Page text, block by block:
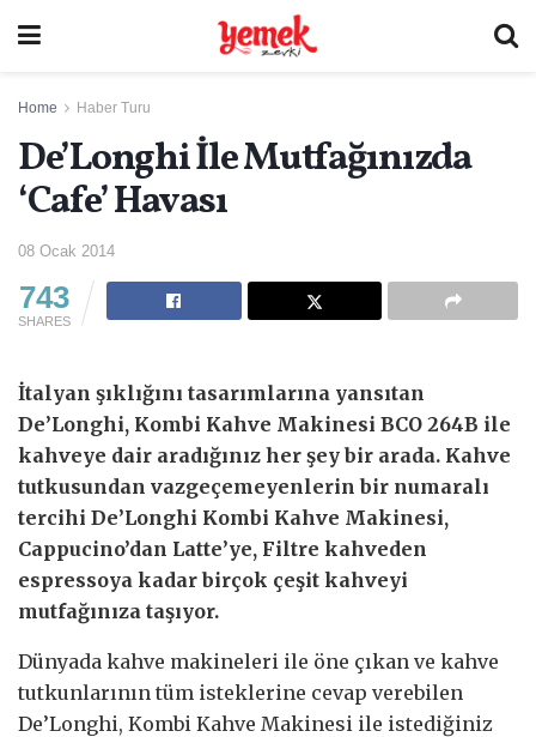
Home Haber Turu
De’Longhi İle Mutfağınızda
‘Cafe’ Havası
08 Ocak 2014
743
SHARES
İtalyan şıklığını tasarımlarına yansıtan
De’Longhi, Kombi Kahve Makinesi BCO 264B ile
kahveye dair aradığınız her şey bir arada. Kahve
tutkusundan vazgeçemeyenlerin bir numaralı
tercihi De’Longhi Kombi Kahve Makinesi,
Cappucino’dan Latte’ye, Filtre kahveden
espressoya kadar birçok çeşit kahveyi
mutfağınıza taşıyor.
Dünyada kahve makineleri ile öne çıkan ve kahve
tutkunlarının tüm isteklerine cevap verebilen
De’Longhi, Kombi Kahve Makinesi ile istediğiniz